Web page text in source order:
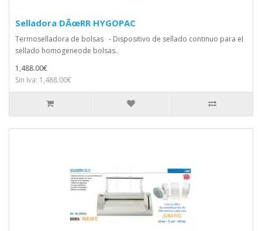
Selladora DÃœRR HYGOPAC
Termoselladora de bolsas - Dispositivo de sellado continuo para el
sellado homogeneode bolsas..
1,488.00€
Sin Iva: 1,488.00€